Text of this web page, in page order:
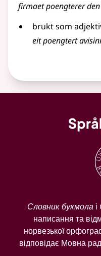
firmaet poengterer
brukt som
eit poengtert
Словник букмолаі
написання та
норвезької
відповідає Мовна